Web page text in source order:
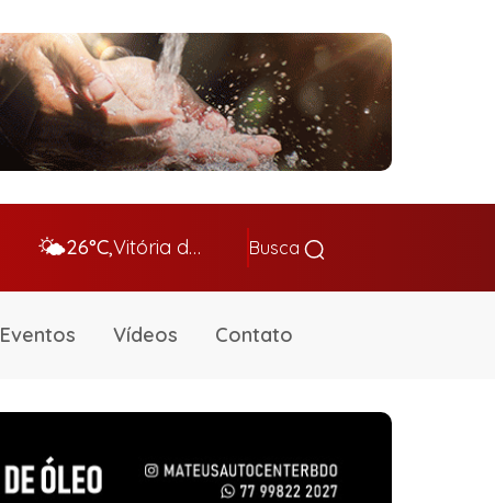
🌤️26°C, Vitória da Conq… Busca
Eventos Vídeos Contato